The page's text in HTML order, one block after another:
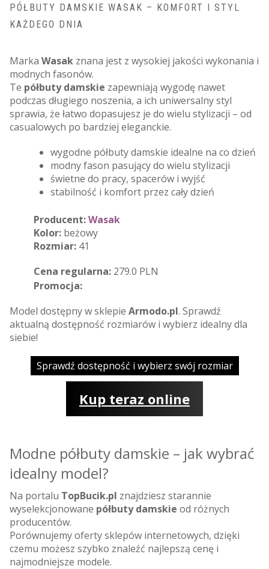
PÓŁBUTY DAMSKIE WASAK – KOMFORT I STYL
KAŻDEGO DNIA
Marka Wasak znana jest z wysokiej jakości wykonania i
modnych fasonów.
Te półbuty damskie zapewniają wygodę nawet
podczas długiego noszenia, a ich uniwersalny styl
sprawia, że łatwo dopasujesz je do wielu stylizacji – od
casualowych po bardziej eleganckie.
wygodne półbuty damskie idealne na co dzień
modny fason pasujący do wielu stylizacji
świetne do pracy, spacerów i wyjść
stabilność i komfort przez cały dzień
Producent:Wasak
Kolor: beżowy
Rozmiar: 41
Cena regularna: 279.0 PLN
Promocja:
Model dostępny w sklepie Armodo.pl. Sprawdź
aktualną dostępność rozmiarów i wybierz idealny dla
siebie!
Sprawdź dostępność i wybierz swój rozmiar
Kup teraz online
Modne półbuty damskie – jak wybrać
idealny model?
Na portalu TopBucik.pl znajdziesz starannie
wyselekcjonowane półbuty damskie od różnych
producentów.
Porównujemy oferty sklepów internetowych, dzięki
czemu możesz szybko znaleźć najlepszą cenę i
najmodniejsze modele.